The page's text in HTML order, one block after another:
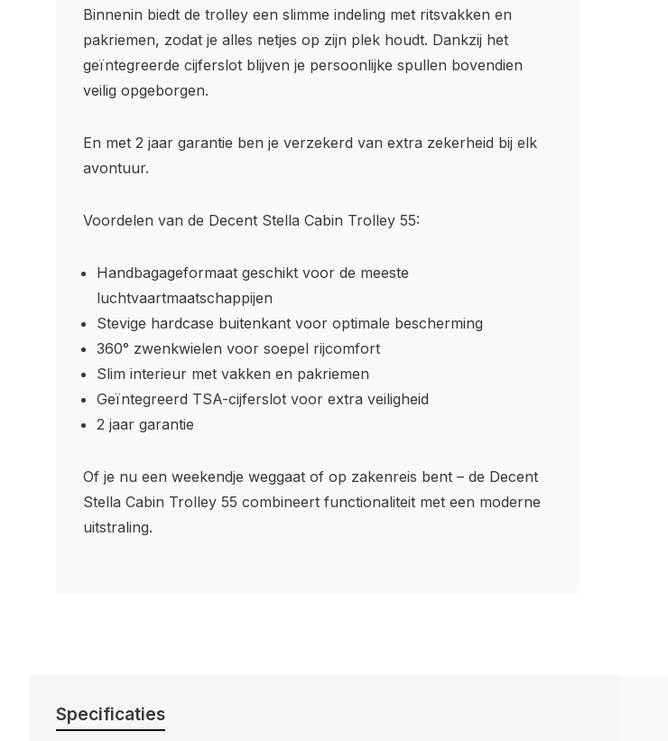
Binnenin biedt de trolley een slimme indeling met ritsvakken en
pakriemen, zodat je alles netjes op zijn plek houdt. Dankzij het
geïntegreerde cijferslot blijven je persoonlijke spullen bovendien
veilig opgeborgen.
En met 2 jaar garantie ben je verzekerd van extra zekerheid bij elk
avontuur.
Voordelen van de Decent Stella Cabin Trolley 55:
Handbagageformaat geschikt voor de meeste
luchtvaartmaatschappijen
Stevige hardcase buitenkant voor optimale bescherming
360° zwenkwielen voor soepel rijcomfort
Slim interieur met vakken en pakriemen
Geïntegreerd TSA-cijferslot voor extra veiligheid
2 jaar garantie
Of je nu een weekendje weggaat of op zakenreis bent – de Decent
Stella Cabin Trolley 55 combineert functionaliteit met een moderne
uitstraling.
Specificaties